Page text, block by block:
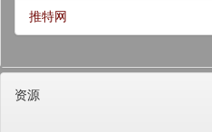
推特网
资源